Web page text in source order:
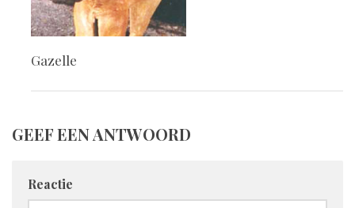
Gazelle
GEEF EEN ANTWOORD
Reactie